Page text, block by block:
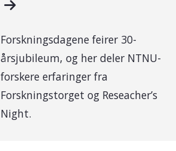
Forskningsdagene feirer 30-
årsjubileum, og her deler NTNU-
forskere erfaringer fra
Forskningstorget og Reseacher’s
Night.